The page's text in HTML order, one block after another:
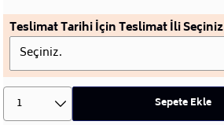
Teslimat Tarihi İçin Teslimat İli Seçiniz
Seçiniz.
1 Sepete Ekle